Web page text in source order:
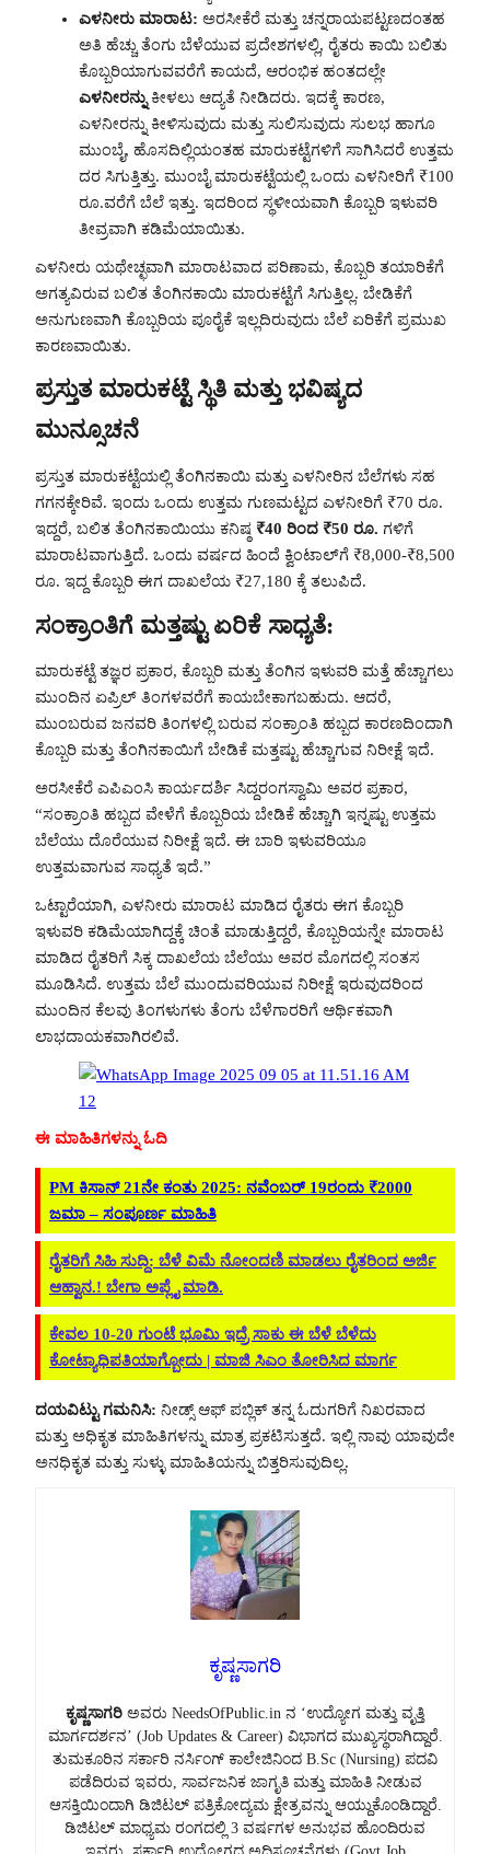
ಎಳನೀರು ಮಾರಾಟ: ಅರಸೀಕೆರೆ ಮತ್ತು ಚನ್ನರಾಯಪಟ್ಟಣದಂತಹ
ಅತಿ ಹೆಚ್ಚು ತೆಂಗು ಬೆಳೆಯುವ ಪ್ರದೇಶಗಳಲ್ಲಿ, ರೈತರು ಕಾಯಿ ಬಲಿತು
ಕೊಬ್ಬರಿಯಾಗುವವರೆಗೆ ಕಾಯದೆ, ಆರಂಭಿಕ ಹಂತದಲ್ಲೇ
ಎಳನೀರನ್ನುಕೀಳಲು ಆದ್ಯತೆ ನೀಡಿದರು. ಇದಕ್ಕೆ ಕಾರಣ,
ಎಳನೀರನ್ನು ಕೀಳಿಸುವುದು ಮತ್ತು ಸುಲಿಸುವುದು ಸುಲಭ ಹಾಗೂ
ಮುಂಬೈ, ಹೊಸದಿಲ್ಲಿಯಂತಹ ಮಾರುಕಟ್ಟೆಗಳಿಗೆ ಸಾಗಿಸಿದರೆ ಉತ್ತಮ
ದರ ಸಿಗುತ್ತಿತ್ತು. ಮುಂಬೈ ಮಾರುಕಟ್ಟೆಯಲ್ಲಿ ಒಂದು ಎಳನೀರಿಗೆ ₹100
ರೂ.ವರೆಗೆ ಬೆಲೆ ಇತ್ತು. ಇದರಿಂದ ಸ್ಥಳೀಯವಾಗಿ ಕೊಬ್ಬರಿ ಇಳುವರಿ
ತೀವ್ರವಾಗಿ ಕಡಿಮೆಯಾಯಿತು.
ಎಳನೀರು ಯಥೇಚ್ಛವಾಗಿ ಮಾರಾಟವಾದ ಪರಿಣಾಮ, ಕೊಬ್ಬರಿ ತಯಾರಿಕೆಗೆ
ಅಗತ್ಯವಿರುವ ಬಲಿತ ತೆಂಗಿನಕಾಯಿ ಮಾರುಕಟ್ಟೆಗೆ ಸಿಗುತ್ತಿಲ್ಲ. ಬೇಡಿಕೆಗೆ
ಅನುಗುಣವಾಗಿ ಕೊಬ್ಬರಿಯ ಪೂರೈಕೆ ಇಲ್ಲದಿರುವುದು ಬೆಲೆ ಏರಿಕೆಗೆ ಪ್ರಮುಖ
ಕಾರಣವಾಯಿತು.
ಪ್ರಸ್ತುತ ಮಾರುಕಟ್ಟೆ ಸ್ಥಿತಿ ಮತ್ತು ಭವಿಷ್ಯದ
ಮುನ್ಸೂಚನೆ
ಪ್ರಸ್ತುತ ಮಾರುಕಟ್ಟೆಯಲ್ಲಿ ತೆಂಗಿನಕಾಯಿ ಮತ್ತು ಎಳನೀರಿನ ಬೆಲೆಗಳು ಸಹ
ಗಗನಕ್ಕೇರಿವೆ. ಇಂದು ಒಂದು ಉತ್ತಮ ಗುಣಮಟ್ಟದ ಎಳನೀರಿಗೆ ₹70 ರೂ.
ಇದ್ದರೆ, ಬಲಿತ ತೆಂಗಿನಕಾಯಿಯು ಕನಿಷ್ಠ ₹40 ರಿಂದ ₹50 ರೂ. ಗಳಿಗೆ
ಮಾರಾಟವಾಗುತ್ತಿದೆ. ಒಂದು ವರ್ಷದ ಹಿಂದೆ ಕ್ವಿಂಟಾಲ್‌ಗೆ ₹8,000-₹8,500
ರೂ. ಇದ್ದ ಕೊಬ್ಬರಿ ಈಗ ದಾಖಲೆಯ ₹27,180 ಕ್ಕೆ ತಲುಪಿದೆ.
ಸಂಕ್ರಾಂತಿಗೆ ಮತ್ತಷ್ಟು ಏರಿಕೆ ಸಾಧ್ಯತೆ:
ಮಾರುಕಟ್ಟೆ ತಜ್ಞರ ಪ್ರಕಾರ, ಕೊಬ್ಬರಿ ಮತ್ತು ತೆಂಗಿನ ಇಳುವರಿ ಮತ್ತೆ ಹೆಚ್ಚಾಗಲು
ಮುಂದಿನ ಏಪ್ರಿಲ್ ತಿಂಗಳವರೆಗೆ ಕಾಯಬೇಕಾಗಬಹುದು. ಆದರೆ,
ಮುಂಬರುವ ಜನವರಿ ತಿಂಗಳಲ್ಲಿ ಬರುವ ಸಂಕ್ರಾಂತಿ ಹಬ್ಬದ ಕಾರಣದಿಂದಾಗಿ
ಕೊಬ್ಬರಿ ಮತ್ತು ತೆಂಗಿನಕಾಯಿಗೆ ಬೇಡಿಕೆ ಮತ್ತಷ್ಟು ಹೆಚ್ಚಾಗುವ ನಿರೀಕ್ಷೆ ಇದೆ.
ಅರಸೀಕೆರೆ ಎಪಿಎಂಸಿ ಕಾರ್ಯದರ್ಶಿ ಸಿದ್ದರಂಗಸ್ವಾಮಿ ಅವರ ಪ್ರಕಾರ,
“ಸಂಕ್ರಾಂತಿ ಹಬ್ಬದ ವೇಳೆಗೆ ಕೊಬ್ಬರಿಯ ಬೇಡಿಕೆ ಹೆಚ್ಚಾಗಿ ಇನ್ನಷ್ಟು ಉತ್ತಮ
ಬೆಲೆಯು ದೊರೆಯುವ ನಿರೀಕ್ಷೆ ಇದೆ. ಈ ಬಾರಿ ಇಳುವರಿಯೂ
ಉತ್ತಮವಾಗುವ ಸಾಧ್ಯತೆ ಇದೆ.”
ಒಟ್ಟಾರೆಯಾಗಿ, ಎಳನೀರು ಮಾರಾಟ ಮಾಡಿದ ರೈತರು ಈಗ ಕೊಬ್ಬರಿ
ಇಳುವರಿ ಕಡಿಮೆಯಾಗಿದ್ದಕ್ಕೆ ಚಿಂತೆ ಮಾಡುತ್ತಿದ್ದರೆ, ಕೊಬ್ಬರಿಯನ್ನೇ ಮಾರಾಟ
ಮಾಡಿದ ರೈತರಿಗೆ ಸಿಕ್ಕ ದಾಖಲೆಯ ಬೆಲೆಯು ಅವರ ಮೊಗದಲ್ಲಿ ಸಂತಸ
ಮೂಡಿಸಿದೆ. ಉತ್ತಮ ಬೆಲೆ ಮುಂದುವರಿಯುವ ನಿರೀಕ್ಷೆ ಇರುವುದರಿಂದ
ಮುಂದಿನ ಕೆಲವು ತಿಂಗಳುಗಳು ತೆಂಗು ಬೆಳೆಗಾರರಿಗೆ ಆರ್ಥಿಕವಾಗಿ
ಲಾಭದಾಯಕವಾಗಿರಲಿವೆ.
ಈ ಮಾಹಿತಿಗಳನ್ನು ಓದಿ
PM ಕಿಸಾನ್ 21ನೇ ಕಂತು 2025: ನವೆಂಬರ್ 19ರಂದು ₹2000
ಜಮಾ – ಸಂಪೂರ್ಣ ಮಾಹಿತಿ
ರೈತರಿಗೆ ಸಿಹಿ ಸುದ್ದಿ: ಬೆಳೆ ವಿಮೆ ನೋಂದಣಿ ಮಾಡಲು ರೈತರಿಂದ ಅರ್ಜಿ
ಆಹ್ವಾನ.! ಬೇಗಾ ಅಪ್ಲೈ ಮಾಡಿ.
ಕೇವಲ 10-20 ಗುಂಟೆ ಭೂಮಿ ಇದ್ರೆ ಸಾಕು ಈ ಬೆಳೆ ಬೆಳೆದು
ಕೋಟ್ಯಾಧಿಪತಿಯಾಗ್ಬೋದು | ಮಾಜಿ ಸಿಎಂ ತೋರಿಸಿದ ಮಾರ್ಗ
ದಯವಿಟ್ಟು ಗಮನಿಸಿ: ನೀಡ್ಸ್ ಆಫ್ ಪಬ್ಲಿಕ್ ತನ್ನ ಓದುಗರಿಗೆ ನಿಖರವಾದ
ಮತ್ತು ಅಧಿಕೃತ ಮಾಹಿತಿಗಳನ್ನು ಮಾತ್ರ ಪ್ರಕಟಿಸುತ್ತದೆ. ಇಲ್ಲಿ ನಾವು ಯಾವುದೇ
ಅನಧಿಕೃತ ಮತ್ತು ಸುಳ್ಳು ಮಾಹಿತಿಯನ್ನು ಬಿತ್ತರಿಸುವುದಿಲ್ಲ.
ಕೃಷ್ಣಸಾಗರಿ
ಕೃಷ್ಣಸಾಗರಿ ಅವರು NeedsOfPublic.in ನ ‘ಉದ್ಯೋಗ ಮತ್ತು ವೃತ್ತಿ
ಮಾರ್ಗದರ್ಶನ’ (Job Updates & Career) ವಿಭಾಗದ ಮುಖ್ಯಸ್ಥರಾಗಿದ್ದಾರೆ.
ತುಮಕೂರಿನ ಸರ್ಕಾರಿ ನರ್ಸಿಂಗ್ ಕಾಲೇಜಿನಿಂದ B.Sc (Nursing) ಪದವಿ
ಪಡೆದಿರುವ ಇವರು, ಸಾರ್ವಜನಿಕ ಜಾಗೃತಿ ಮತ್ತು ಮಾಹಿತಿ ನೀಡುವ
ಆಸಕ್ತಿಯಿಂದಾಗಿ ಡಿಜಿಟಲ್ ಪತ್ರಿಕೋದ್ಯಮ ಕ್ಷೇತ್ರವನ್ನು ಆಯ್ದುಕೊಂಡಿದ್ದಾರೆ.
ಡಿಜಿಟಲ್ ಮಾಧ್ಯಮ ರಂಗದಲ್ಲಿ 3 ವರ್ಷಗಳ ಅನುಭವ ಹೊಂದಿರುವ